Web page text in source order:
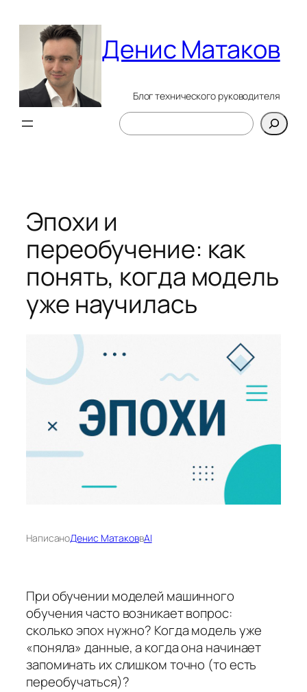
содержимому
Денис Матаков
Блог технического руководителя
Поиск
Эпохи и
переобучение: как
понять, когда модель
уже научилась
НаписаноДенис МатаковвAI
При обучении моделей машинного
обучения часто возникает вопрос:
сколько эпох нужно? Когда модель уже
«поняла» данные, а когда она начинает
запоминать их слишком точно (то есть
переобучаться)?